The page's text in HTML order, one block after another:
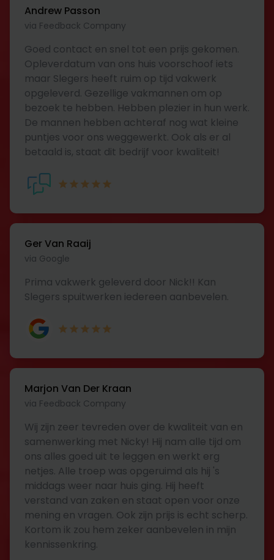
Andrew Passon
via Feedback Company
Goed contact en snel tot een prijs gekomen.
Opleverdatum van ons huis voorschoof iets
maar Slegers heeft ruim op tijd vakwerk
opgeleverd. Gezellige vakmannen om op
bezoek te hebben. Hebben plezier in hun werk.
De mannen hebben achteraf nog wat kleine
puntjes voor ons weggewerkt. Ook als er al
betaald is, staat dit bedrijf voor kwaliteit!
Ger Van Raaij
via Google
Prima vakwerk geleverd door Nick!! Kan
Slegers spuitwerken iedereen aanbevelen.
Marjon Van Der Kraan
via Feedback Company
Wij zijn zeer tevreden over de kwaliteit van en
samenwerking met Nicky! Hij nam alle tijd om
ons alles goed uit te leggen en werkt erg
netjes. Alle troep was opgeruimd als hij 's
middags weer naar huis ging. Hij heeft
verstand van zaken en staat open voor onze
mening en vragen. Ook zijn prijs is echt scherp.
Kortom ik zou hem zeker aanbevelen in mijn
kennissenkring.